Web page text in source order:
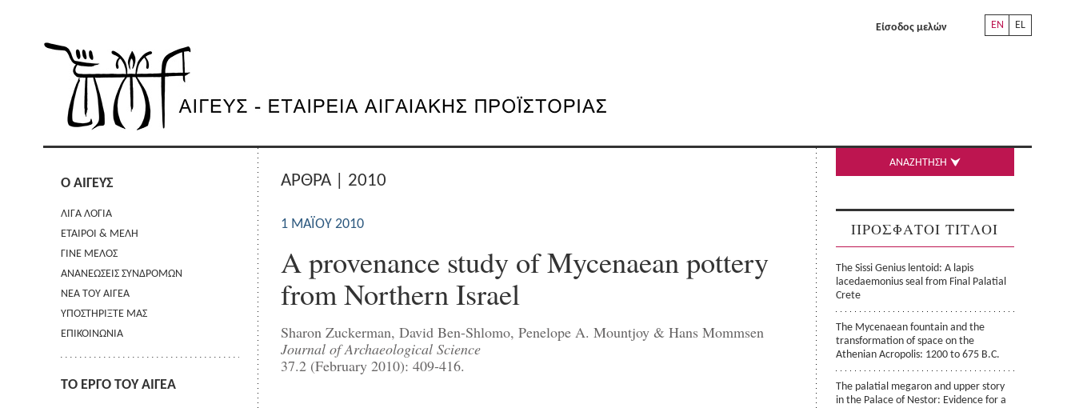
EN EL
Είσοδος μελών
Ο ΑΙΓΕΥΣ
ΛΙΓΑ ΛΟΓΙΑ
ΕΤΑΙΡΟΙ & ΜΕΛΗ
ΓΙΝΕ ΜΕΛΟΣ
ΑΝΑΝΕΩΣΕΙΣ ΣΥΝΔΡΟΜΩΝ
ΝΕΑ ΤΟΥ ΑΙΓΕΑ
ΥΠΟΣΤΗΡΙΞΤΕ ΜΑΣ
ΕΠΙΚΟΙΝΩΝΙΑ
ΤΟ ΕΡΓΟ ΤΟΥ ΑΙΓΕΑ
ΑΡΘΡΑ | 2010
1 ΜΑΪ́ΟΥ 2010
A provenance study of Mycenaean pottery
from Northern Israel
Sharon Zuckerman, David Ben-Shlomo, Penelope A. Mountjoy & Hans Mommsen
Journal of Archaeological Science
37.2 (February 2010): 409-416.
ΑΝΑΖΗΤΗΣΗ
ΠΡΟΣΦΑΤΟΙ ΤΙΤΛΟΙ
The Sissi Genius lentoid: A lapis
lacedaemonius seal from Final Palatial
Crete
The Mycenaean fountain and the
transformation of space on the
Athenian Acropolis: 1200 to 675 B.C.
The palatial megaron and upper story
in the Palace of Nestor: Evidence for a